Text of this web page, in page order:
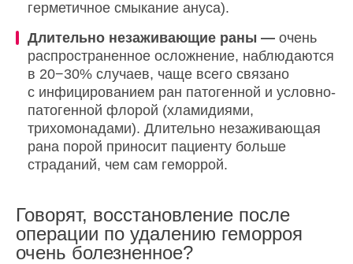
герметичное смыкание ануса).
Длительно незаживающие раны — очень
распространенное осложнение, наблюдаются
в 20−30% случаев, чаще всего связано
с инфицированием ран патогенной и условно-
патогенной флорой (хламидиями,
трихомонадами). Длительно незаживающая
рана порой приносит пациенту больше
страданий, чем сам геморрой.
Говорят, восстановление после
операции по удалению геморроя
очень болезненное?